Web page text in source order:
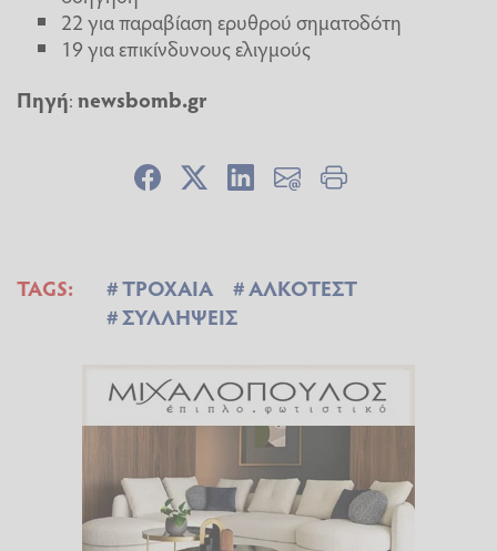
22 για παραβίαση ερυθρού σηματοδότη
19 για επικίνδυνους ελιγμούς
Πηγή:newsbomb.gr
TAGS: ΤΡΟΧΑΙΑ
ΑΛΚΟΤΕΣΤ
ΣΥΛΛΗΨΕΙΣ